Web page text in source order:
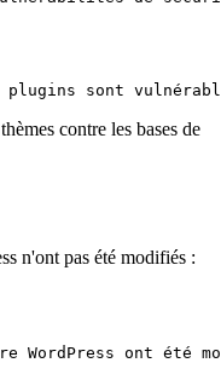
plugins sont
contre les bases de
n'ont pas été modifiés :
WordPress ont été